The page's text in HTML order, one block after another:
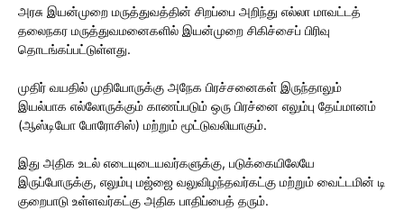
அரசு இயன்முறை மருத்துவத்தின் சிறப்பை அறிந்து எல்லா மாவட்டத்
தலைநகர மருத்துவமனைகளில் இயன்முறை சிகிச்சைப் பிரிவு
தொடங்கப்பட்டுள்ளது.
முதிர் வயதில் முதியோருக்கு அநேக பிரச்சனைகள் இருந்தாலும்
இயல்பாக எல்லோருக்கும் காணப்படும் ஒரு பிரச்னை எலும்பு தேய்மானம்
(ஆஸ்டியோ போரோசிஸ்) மற்றும் மூட்டுவலியாகும்.
இது அதிக உடல் எடையுடையவர்களுக்கு, படுக்கையிலேயே
இருப்போருக்கு, எலும்பு மஜ்ஜை வலுவிழந்தவர்கட்கு மற்றும் வைட்டமின் டி
குறைபாடு உள்ளவர்கட்கு அதிக பாதிப்பைத் தரும்.